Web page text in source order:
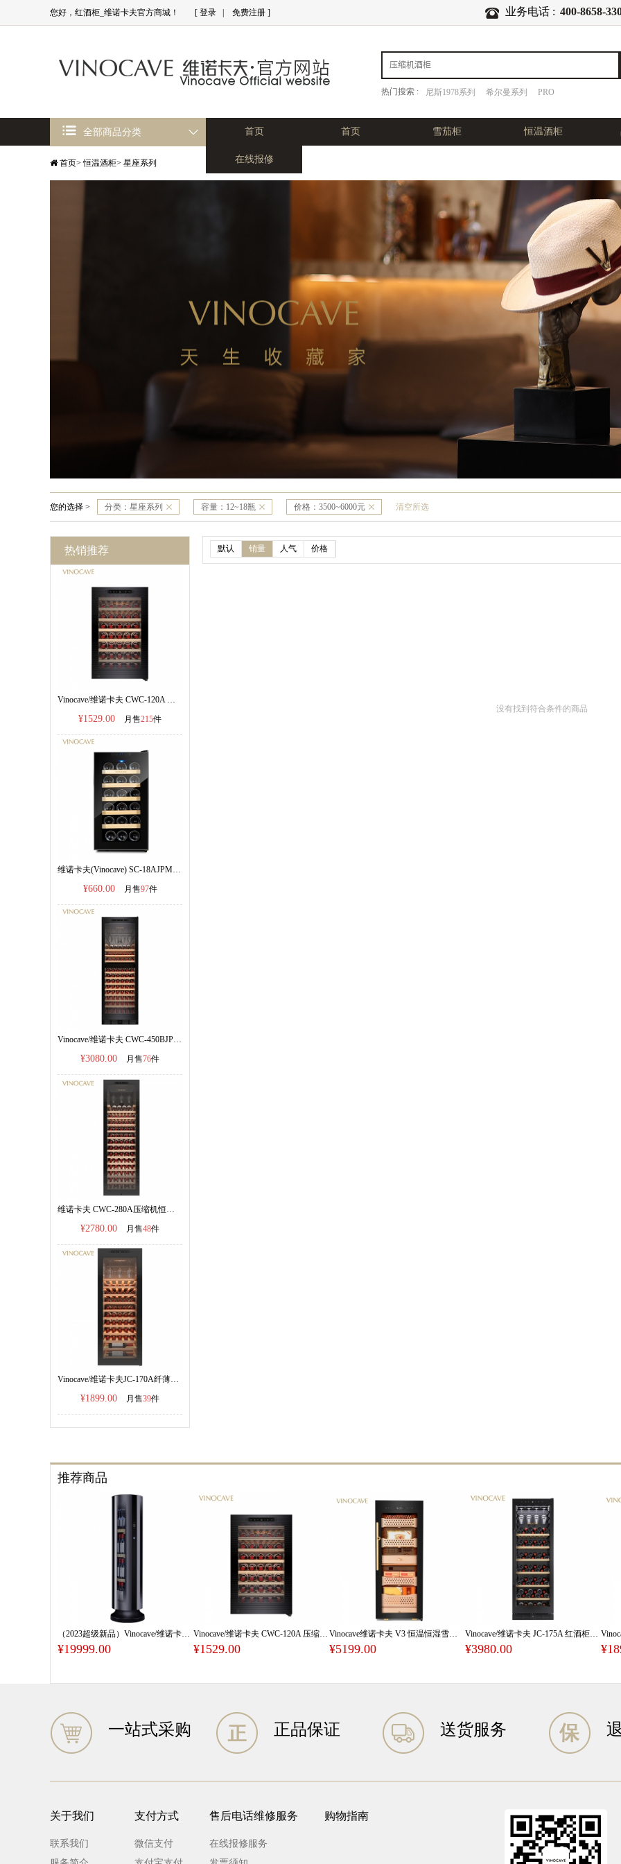
您好，红酒柜_维诺卡夫官方商城！ [ 登录 免费注册 ] 业务电话 : 400-8658-
热门搜索 : 尼斯1978系列 希尔曼系列 PRO
全部商品分类 首页 首页 雪茄柜 恒温酒柜
在线报修
首页> 恒温酒柜> 星座系列
您的选择 > 分类： 星座系列 容量： 12~18瓶 价格： 3500~6000元 清空所选
热销推荐
Vinocave/维诺卡夫 CWC-120A 压缩机恒温红酒柜120L容量
¥1529.00 月售215件
维诺卡夫(Vinocave) SC-18AJPM电子恒温红酒柜|官方正品
¥660.00 月售97件
Vinocave/维诺卡夫 CWC-450BJP 红酒柜恒温酒柜|双温双控||官方正品|
¥3080.00 月售76件
维诺卡夫 CWC-280A压缩机恒温红酒柜 255L容量|官方正品
¥2780.00 月售48件
Vinocave/维诺卡夫JC-170A纤薄系列红酒柜恒温酒柜
¥1899.00 月售39件
默认 销量 人气 价格
没有找到符合条件的商品
推荐商品
（2023超级新品）Vinocave/维诺卡夫 JC-139A 天行者 红酒柜
¥19999.00
Vinocave/维诺卡夫 CWC-120A 压缩机恒温红酒柜120L容量
¥1529.00
Vinocave维诺卡夫 V3 恒温恒湿雪茄柜
¥5199.00
Vinocave/维诺卡夫 JC-175A 红酒柜恒温酒柜 一级能效 变频压缩机
¥3980.00
一站式采购 正品保证 送货服务
关于我们
联系我们
支付方式
微信支付
售后电话维修服务
在线报修服务
购物指南